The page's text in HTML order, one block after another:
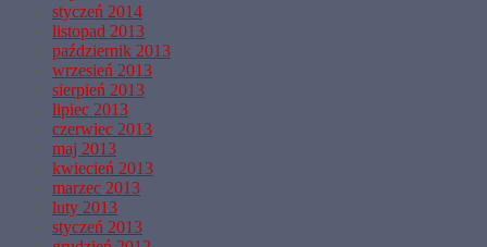
styczeń 2014
listopad 2013
październik 2013
wrzesień 2013
sierpień 2013
lipiec 2013
czerwiec 2013
maj 2013
kwiecień 2013
marzec 2013
luty 2013
styczeń 2013